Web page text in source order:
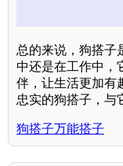
总的来说，狗搭子
中还是在工作中，
伴，让生活更加有
忠实的狗搭子，与
狗搭子万能搭子